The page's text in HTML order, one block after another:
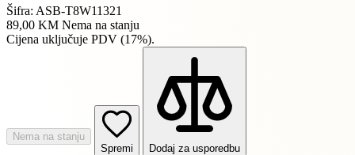
Šifra: ASB-T8W11321
89,00 KM Nema na stanju
Cijena uključuje PDV (17%).
Nema na stanju
Spremi
Dodaj za usporedbu